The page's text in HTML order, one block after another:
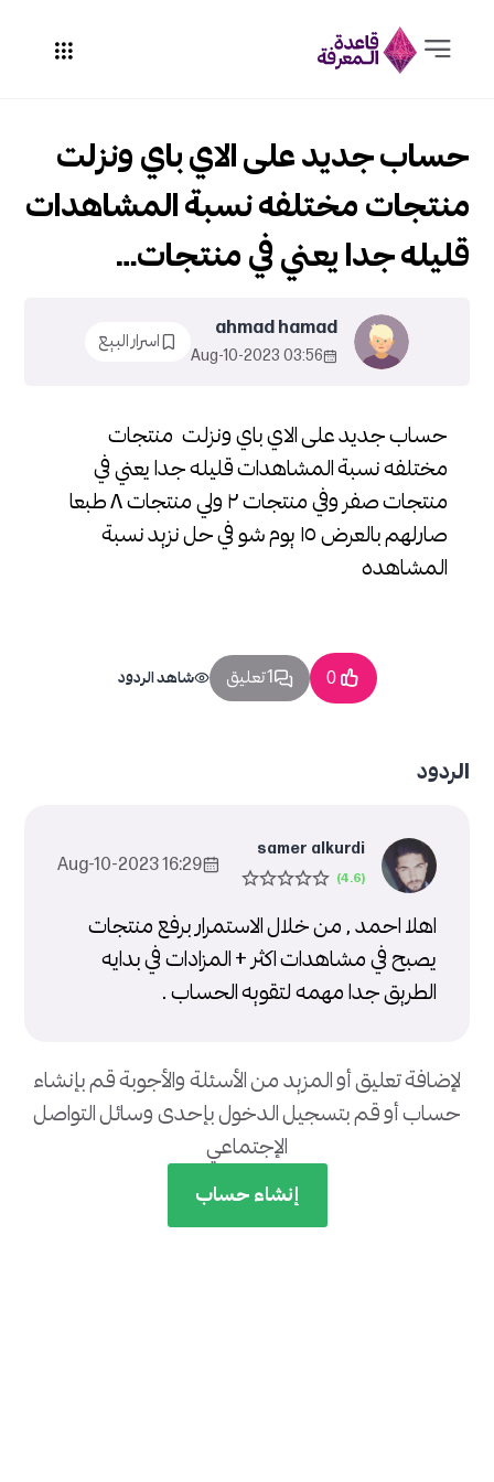
حساب جديد على الاي باي ونزلت منتجات
مختلفه نسبة المشاهدات قليله جدا يعني في
منتجات صفر وفي منتجات ٢ ولي منتجات ٨ طبعا
صارلهم بالعرض ١٥ يوم شو في حل نزيد نسبة
المشاهده
حساب جديد على الاي باي ونزلت
منتجات مختلفه نسبة المشاهدات
قليله جدا يعني في منتجات…
ahmad hamad
03:56 2023-Aug-10
اسرار البيع
0 1 تعليق شاهد الردود
الردود
samer alkurdi
16:29 2023-Aug-10
اهلا احمد , من خلال الاستمرار برفع منتجات
يصبح في مشاهدات اكثر + المزادات في بدايه
الطريق جدا مهمه لتقويه الحساب .
لإضافة تعليق أو المزيد من الأسئلة والأجوبة قم بإنشاء
حساب أو قم بتسجيل الدخول بإحدى وسائل التواصل
الإجتماعي
إنشاء حساب